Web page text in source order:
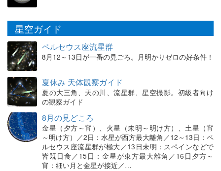
星空ガイド
ペルセウス座流星群
8月12～13日が一番の見ごろ。月明かりゼロの好条件！
夏休み 天体観察ガイド
夏の大三角、天の川、流星群、星空撮影。初級者向け
の観察ガイド
8月の見どころ
金星（夕方～宵）、火星（未明～明け方）、土星（宵
～明け方）／2日：水星が西方最大離角／12～13日：ペ
ルセウス座流星群が極大／13日未明：スペインなどで
皆既日食／15日：金星が東方最大離角／16日夕方～
宵：細い月と金星が接近／…